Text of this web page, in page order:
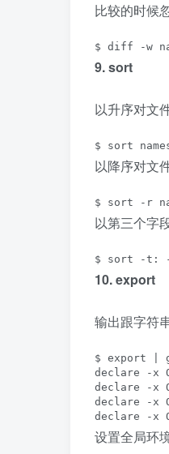
比较的时候
$ diff -w
9. sort
以升序对文
$ sort
以降序对文
$ sort -r
以第三个字
$ sort -t: -
10. export
输出跟字符
$ export |
declare -x
declare -x
declare -x
declare -x
设置全局环